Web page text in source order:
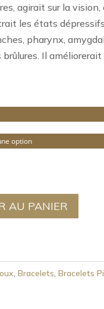
agirait sur la
les états
pharynx,
Il améliorerait
AU PANIER
, Bracelets, Bracelets